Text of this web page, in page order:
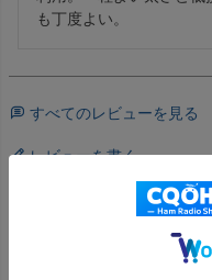
も丁度よい。
すべてのレビューを見る
レビューを書く
この商品を見た人は